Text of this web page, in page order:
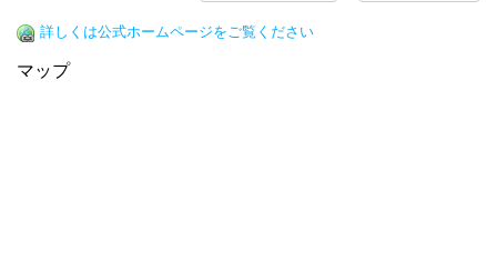
詳しくは公式ホームページをご覧ください
マップ